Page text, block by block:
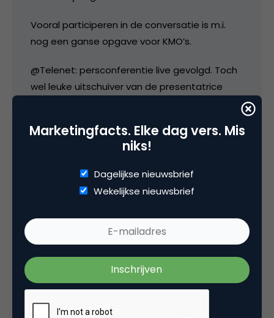
Vooral participeren in de conversatie is m.i.
nog een ganse opgave voor KMO’s.
@Telenet: persconferentie live gevolgd. Toch
wel leuke uitschuiver van de presentatrice
20 januari 2011 om 13:10
Martin
Marketingfacts. Elke dag vers. Mis
niks!
Dagelijkse nieuwsbrief
Wekelijkse nieuwsbrief